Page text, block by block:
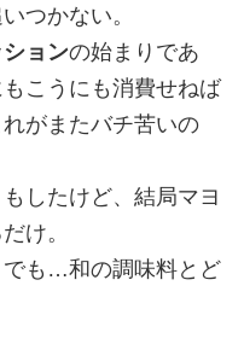
つかない。
ョンの始まりであ
こうにも消費せねば
がまたバチ苦いの
したけど、結局マヨ
け。
でも…和の調味料とど